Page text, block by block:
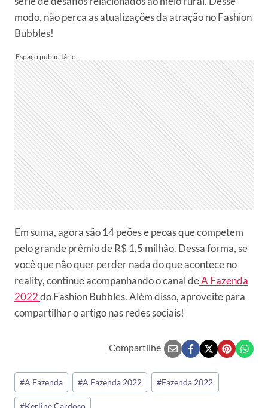
modo, não perca as atualizações da atração no Fashion
Bubbles!
Em suma, agora são 14 peões e peoas que competem
pelo grande prêmio de R$ 1,5 milhão. Dessa forma, se
você que não quer perder nada do que acontece no
reality, continue acompanhando o canal deA Fazenda
2022do Fashion Bubbles. Além disso, aproveite para
compartilhar o artigo nas redes sociais!
Compartilhe
Tags
do
#A Fazenda #A Fazenda 2022 #Fazenda 2022